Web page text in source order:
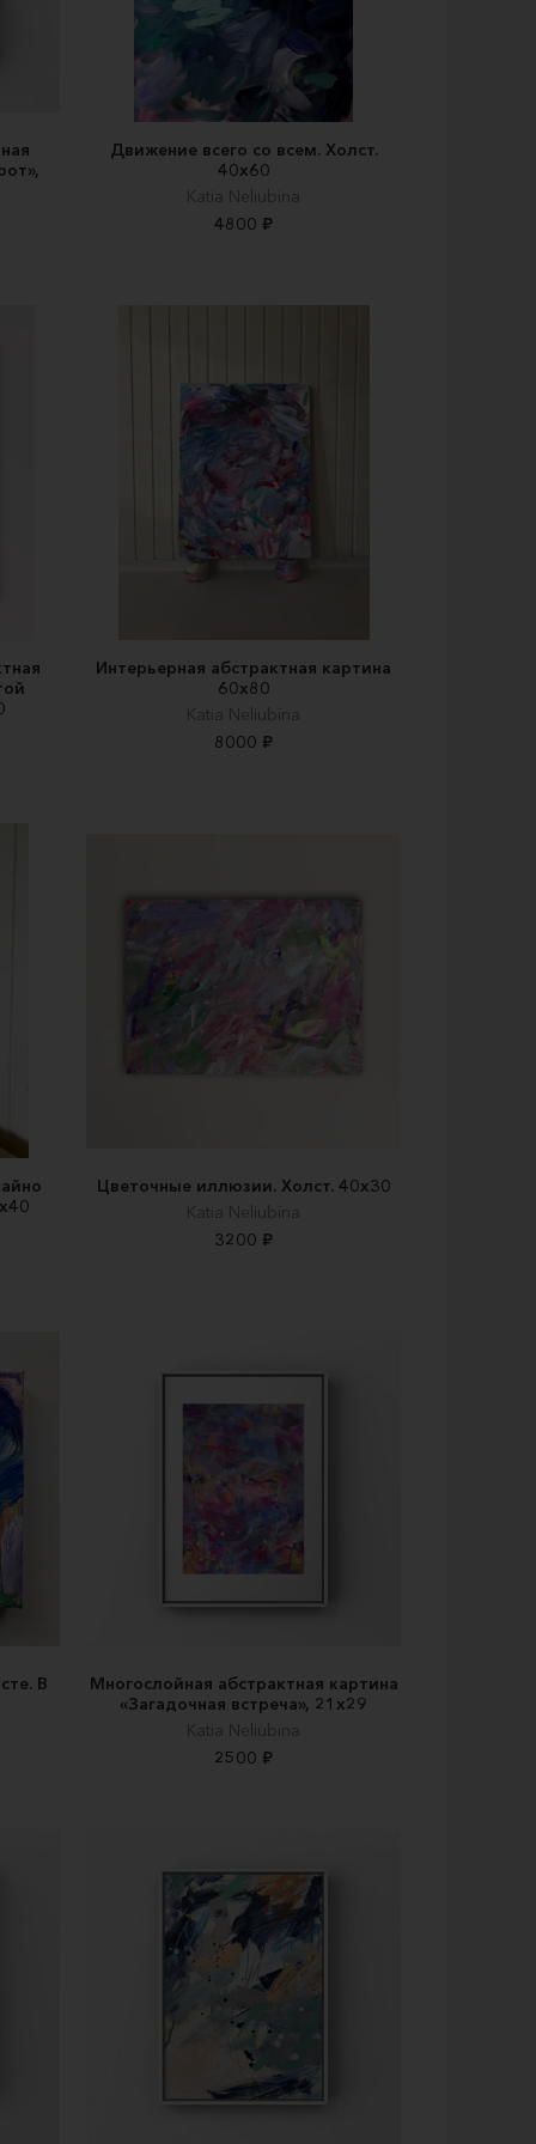
Движение всего со всем. Холст.
40х60
Katia Neliubina
4800 ₽
Интерьерная абстрактная картина
60х80
Katia Neliubina
8000 ₽
Цветочные иллюзии. Холст. 40х30
Katia Neliubina
3200 ₽
В
Многослойная абстрактная картина
«Загадочная встреча», 21х29
Katia Neliubina
2500 ₽